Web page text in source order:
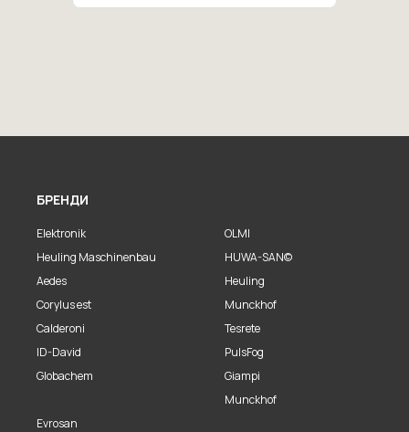
БРЕНДИ
Elektronik
Heuling Maschinenbau
Aedes
Corylus est
Calderoni
ID-David
Globachem
OLMI
HUWA-SAN©
Heuling
Munckhof
Tesrete
PulsFog
Giampi
Munckhof
Evrosan